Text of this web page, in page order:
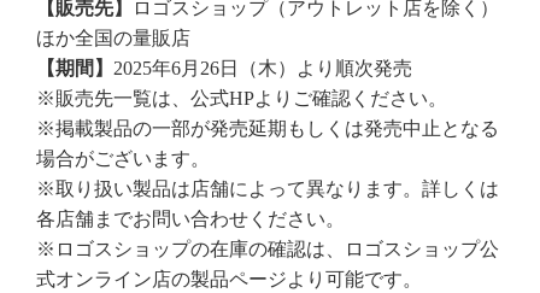
【販売先】
ロゴスショップ（アウトレット店を除く）
ほか全国の量販店
【期間】 2025年6月26日（木）より順次発売
※販売先一覧は、公式HPよりご確認ください。
※掲載製品の一部が発売延期もしくは発売中止となる
場合がございます。
※取り扱い製品は店舗によって異なります。詳しくは
各店舗までお問い合わせください。
※ロゴスショップの在庫の確認は、ロゴスショップ公
式オンライン店の製品ページより可能です。